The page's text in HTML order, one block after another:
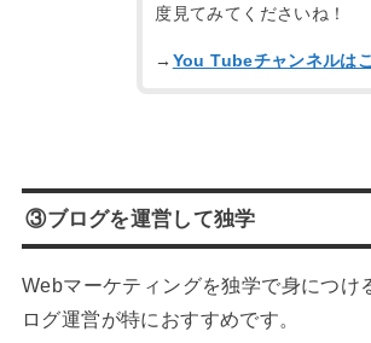
度見てみてくださいね！
→ You Tubeチャンネルは
③ブログを運営して独学
Webマーケティングを独学で身につけ
ログ運営が特におすすめです。